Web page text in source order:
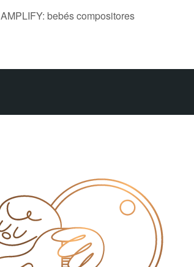
AMPLIFY: bebés compositores